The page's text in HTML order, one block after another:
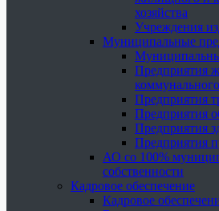
хозяйства
Учреждения
Муниципальные
Предприятия
Предприятия
Предприятия
Предприятия
Предприятия
АО со 100%
собственности
Кадровое обеспечение
Кадровое